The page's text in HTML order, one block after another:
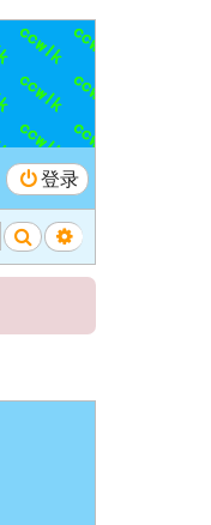
登录
搜索 高级搜索